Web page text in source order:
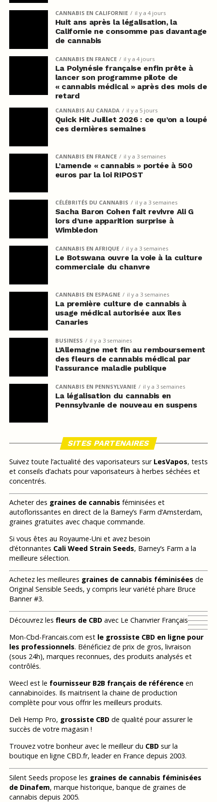
CANNABIS EN CALIFORNIE il y a 4 jours
Huit ans après la légalisation, la
Californie ne consomme pas davantage
de cannabis
CANNABIS EN FRANCE il y a 4 jours
La Polynésie française enfin prête à
lancer son programme pilote de
« cannabis médical » après des mois de
retard
CANNABIS AU CANADA il y a 5 jours
Quick Hit Juillet 2026 : ce qu’on a loupé
ces dernières semaines
CANNABIS EN FRANCE il y a 3 semaines
L’amende « cannabis » portée à 500
euros par la loi RIPOST
CÉLÉBRITÉS DU CANNABIS il y a 3 semaines
Sacha Baron Cohen fait revivre Ali G
lors d’une apparition surprise à
Wimbledon
CANNABIS EN AFRIQUE il y a 3 semaines
Le Botswana ouvre la voie à la culture
commerciale du chanvre
CANNABIS EN ESPAGNE il y a 3 semaines
La première culture de cannabis à
usage médical autorisée aux îles
Canaries
BUSINESS il y a 3 semaines
L’Allemagne met fin au remboursement
des fleurs de cannabis médical par
l’assurance maladie publique
CANNABIS EN PENNSYLVANIE il y a 3 semaines
La légalisation du cannabis en
Pennsylvanie de nouveau en suspens
SITES PARTENAIRES
Suivez toute l’actualité des vaporisateurs sur LesVapos, tests
et conseils d’achats pour vaporisateurs à herbes séchées et
concentrés.
Acheter des graines de cannabis féminisées et
autoflorissantes en direct de la Barney’s Farm d’Amsterdam,
graines gratuites avec chaque commande.
Si vous êtes au Royaume-Uni et avez besoin
d’étonnantes Cali Weed Strain Seeds, Barney’s Farm a la
meilleure sélection.
Achetez les meilleures graines de cannabis féminisées de
Original Sensible Seeds, y compris leur variété phare Bruce
Banner #3.
Découvrez les fleurs de CBDavec Le Chanvrier Français
Mon-Cbd-Francais.com est le grossiste CBD en ligne pour
les professionnels. Bénéficiez de prix de gros, livraison
(sous 24h), marques reconnues, des produits analysés et
contrôlés.
Weecl est le fournisseur B2B français de référenceen
cannabinoïdes. Ils maitrisent la chaine de production
complète pour vous offrir les meilleurs produits.
Deli Hemp Pro, grossiste CBDde qualité pour assurer le
succès de votre magasin !
Trouvez votre bonheur avec le meilleur du CBDsur la
boutique en ligne CBD.fr, leader en France depuis 2003.
Silent Seeds propose les graines de cannabis féminisées
de Dinafem, marque historique, banque de graines de
cannabis depuis 2005.